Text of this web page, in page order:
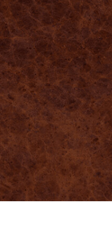
retouche de bijoux Données